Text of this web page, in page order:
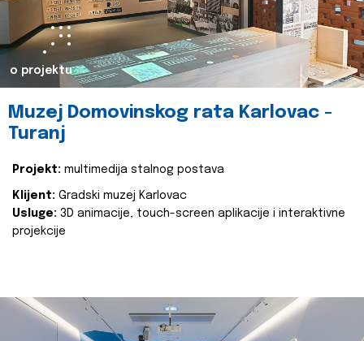
o projektu
Muzej Domovinskog rata Karlovac -
Turanj
Projekt: multimedija stalnog postava
Klijent: Gradski muzej Karlovac
Usluge: 3D animacije, touch-screen aplikacije i interaktivne
projekcije